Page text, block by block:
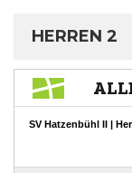
HERREN 2